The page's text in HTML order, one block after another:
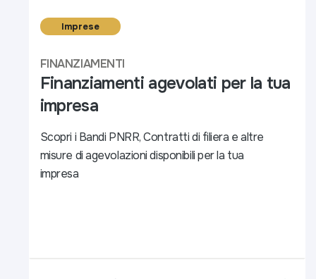
Imprese
FINANZIAMENTI
Finanziamenti agevolati per la tua
impresa
Scopri i Bandi PNRR, Contratti di filiera e altre
misure di agevolazioni disponibili per la tua
impresa